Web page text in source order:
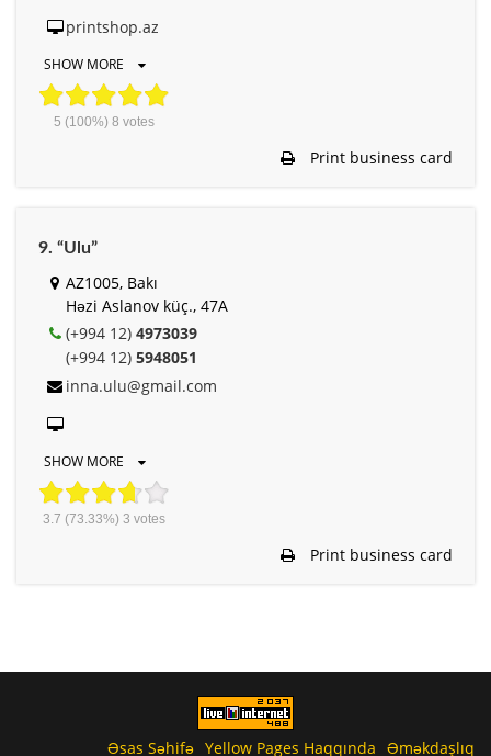
printshop.az
SHOW MORE
5 (100%) 8 votes
Print business card
9. “Ulu”
AZ1005, Bakı
Həzi Aslanov küç., 47A
(+994 12) 4973039
(+994 12) 5948051
inna.ulu@gmail.com
SHOW MORE
3.7 (73.33%) 3 votes
Print business card
Əsas Səhifə Yellow Pages Haqqında Əməkdaşlıq